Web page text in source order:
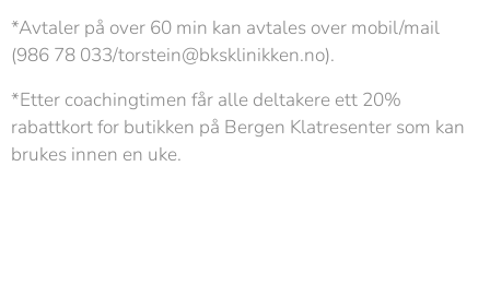
*Avtaler på over 60 min kan avtales over mobil/mail
(986 78 033/torstein@bksklinikken.no).
*Etter coachingtimen får alle deltakere ett 20%
rabattkort for butikken på Bergen Klatresenter som kan
brukes innen en uke.